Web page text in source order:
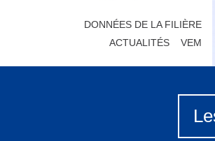
DONNÉES DE LA FILIÈRE
ACTUALITÉS
VEM